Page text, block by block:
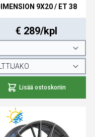
9X20 / ET 38
€ 289/kpl
Lisää ostoskoriin